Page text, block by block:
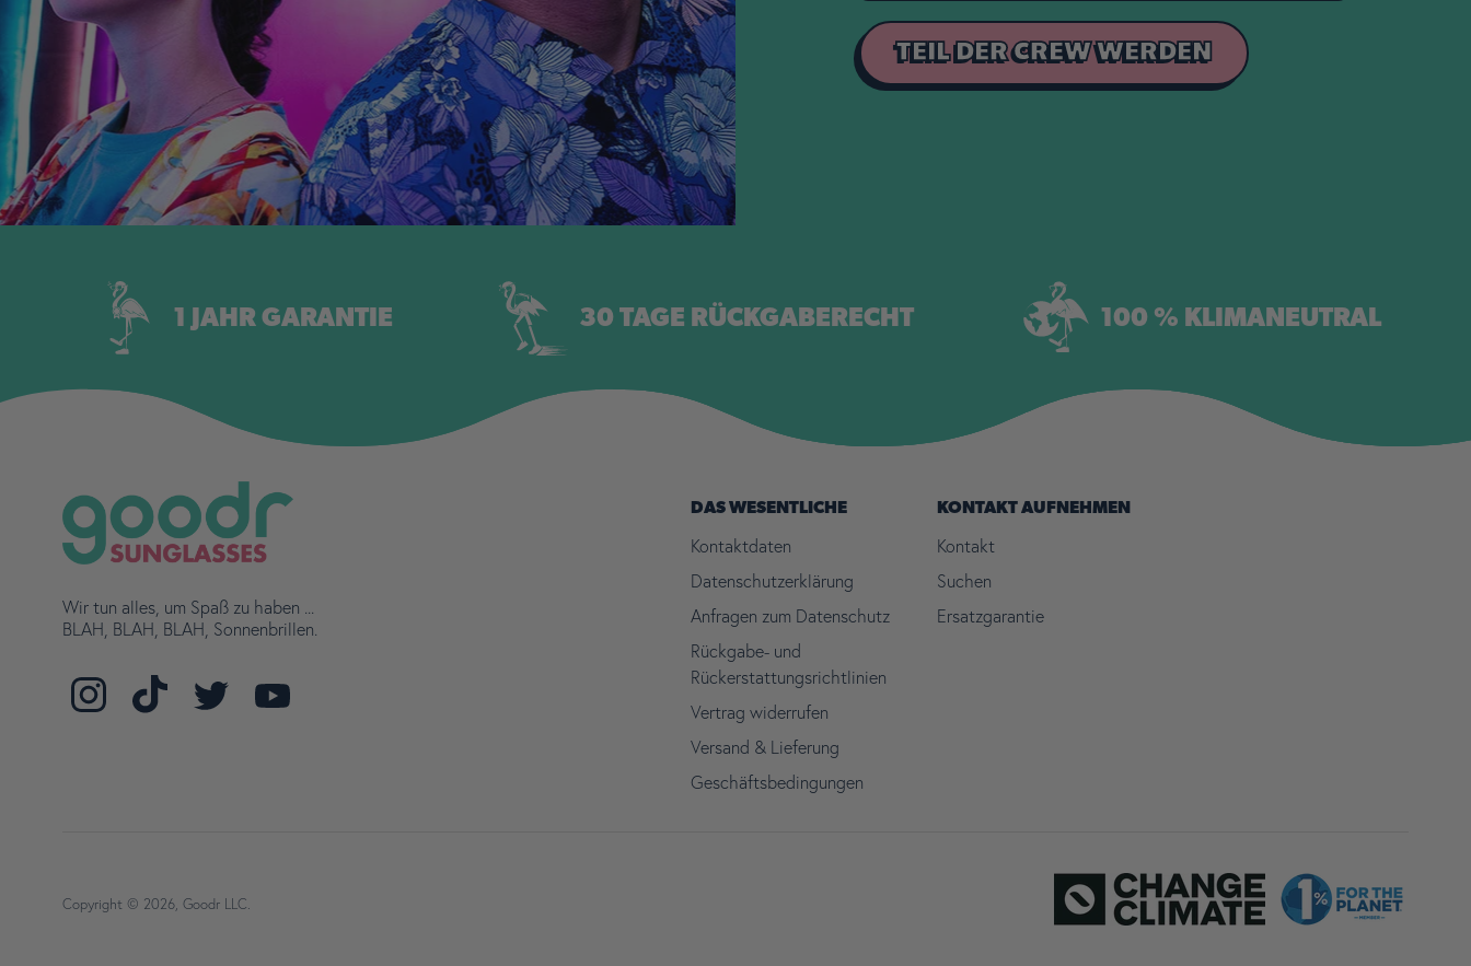
TEIL DER CREW WERDEN
1 JAHR GARANTIE 30 TAGE RÜCKGABERECHT 100 % KLIMANEUTRAL
Wir tun alles, um Spaß zu haben ...
BLAH, BLAH, BLAH, Sonnenbrillen.
Finde
uns
auf
uns
Sie
DAS WESENTLICHE
Kontaktdaten
Datenschutzerklärung
Anfragen zum Datenschutz
Rückgabe- und
Rückerstattungsrichtlinien
Vertrag widerrufen
Versand & Lieferung
Geschäftsbedingungen
KONTAKT AUFNEHMEN
Kontakt
Suchen
Ersatzgarantie
Copyright © 2026, Goodr LLC